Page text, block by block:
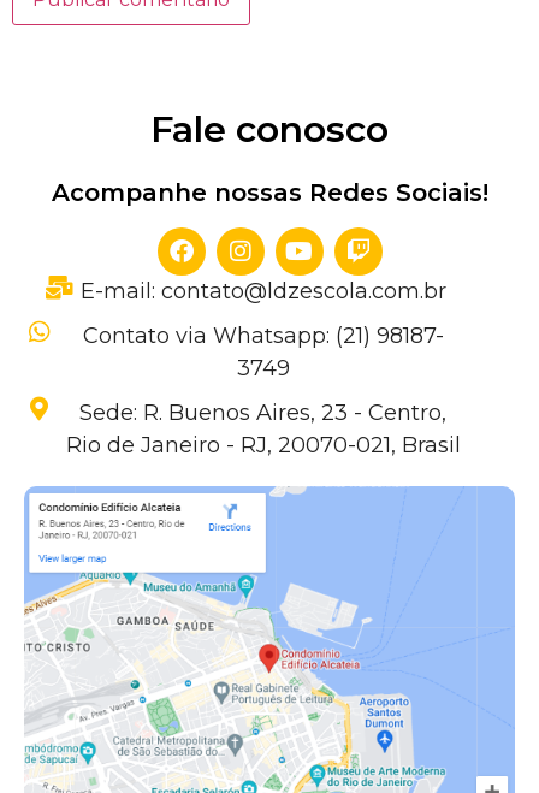
Fale conosco
Acompanhe nossas Redes Sociais!
E-mail: contato@ldzescola.com.br
Contato via Whatsapp: (21) 98187-
3749
Sede: R. Buenos Aires, 23 - Centro,
Rio de Janeiro - RJ, 20070-021, Brasil